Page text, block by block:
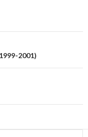
2001)